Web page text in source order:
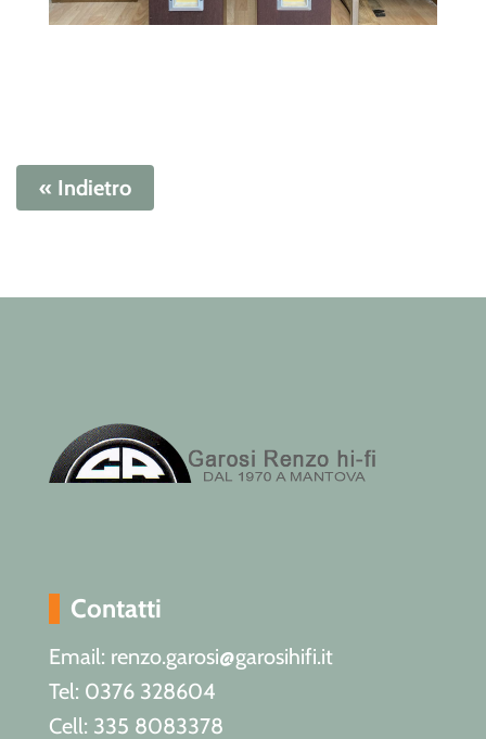
« Indietro
Contatti
Email: renzo.garosi@garosihifi.it
Tel: 0376 328604
Cell: 335 8083378